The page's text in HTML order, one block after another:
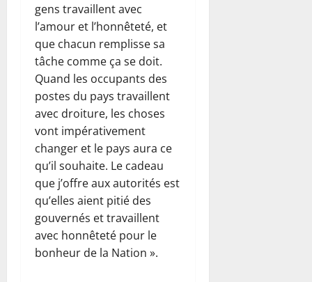
gens travaillent avec
l’amour et l’honnêteté, et
que chacun remplisse sa
tâche comme ça se doit.
Quand les occupants des
postes du pays travaillent
avec droiture, les choses
vont impérativement
changer et le pays aura ce
qu’il souhaite. Le cadeau
que j’offre aux autorités est
qu’elles aient pitié des
gouvernés et travaillent
avec honnêteté pour le
bonheur de la Nation ».